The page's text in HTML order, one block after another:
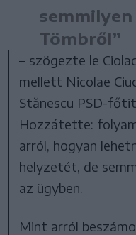
Tömbről”
– szögezte le
mellett Nicolae
Stănescu PSD-
Hozzátette:
arról, hogyan
helyzetét, de
az ügyben.
Mint arról